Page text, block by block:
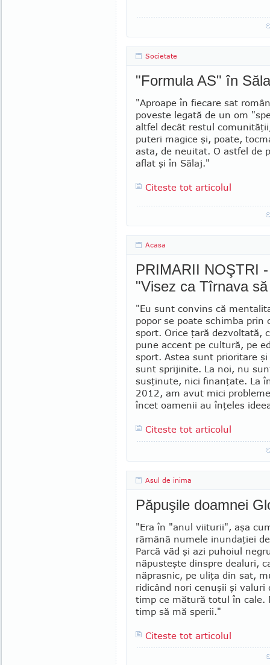
Societate
"Formula AS" în
"Aproape în fiecare sat
poveste legată de un om
altfel decât restul
puteri magice şi, poate,
asta, de neuitat. O astfel de
aflat şi în Sălaj."
Citeste tot articolul
Acasa
PRIMARII NOŞTRI
"Visez ca Tîrnava
"Eu sunt convins că
popor se poate schimba prin
sport. Orice ţară dezvoltată,
pune accent pe cultură, pe
sport. Astea sunt prioritare
sunt spri­ji­nite. La noi, nu
susţinute, nici fi­nanţate. La
2012, am avut mici
în­cet oamenii au înţe­les
Citeste tot articolul
Asul de inima
Păpuşile doamnei
"Era în "anul viiturii", aşa
ră­mână numele inundaţiei
Parcă văd şi azi puhoiul
năpus­teş­te dinspre dealuri,
năprasnic, pe uli­ţa din sat,
ridicând nori cenuşii şi valuri
timp ce mătură totul în cale.
timp să mă sperii."
Citeste tot articolul